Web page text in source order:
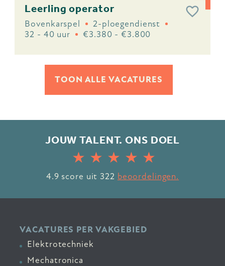
Leerling operator
Bovenkarspel
2-ploegendienst
32 - 40 uur
€3.380 - €3.800
TOON ALLE VACATURES
JOUW TALENT. ONS DOEL
4.9 score uit 322 beoordelingen.
VACATURES PER VAKGEBIED
Elektrotechniek
Mechatronica